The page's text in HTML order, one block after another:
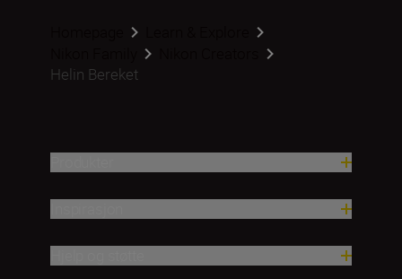
Helin Bereket